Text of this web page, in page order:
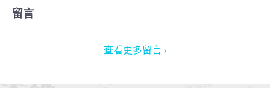
留言
查看更多留言 ›